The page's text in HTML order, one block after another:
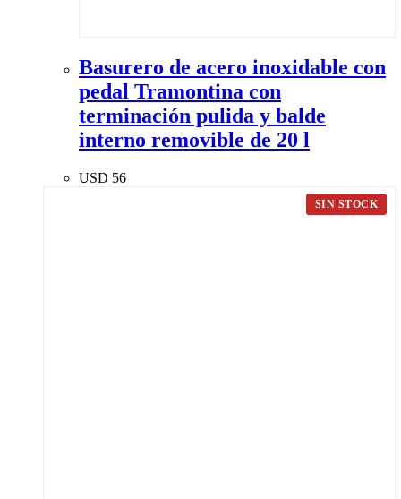
Basurero de acero inoxidable con
pedal Tramontina con
terminación pulida y balde
interno removible de 20 l
USD 56
SIN STOCK